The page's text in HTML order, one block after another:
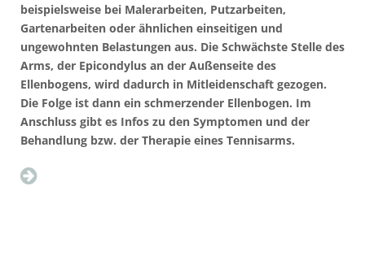
beispielsweise bei Malerarbeiten, Putzarbeiten,
Gartenarbeiten oder ähnlichen einseitigen und
ungewohnten Belastungen aus. Die Schwächste Stelle des
Arms, der Epicondylus an der Außenseite des
Ellenbogens, wird dadurch in Mitleidenschaft gezogen.
Die Folge ist dann ein schmerzender Ellenbogen. Im
Anschluss gibt es Infos zu den Symptomen und der
Behandlung bzw. der Therapie eines Tennisarms.